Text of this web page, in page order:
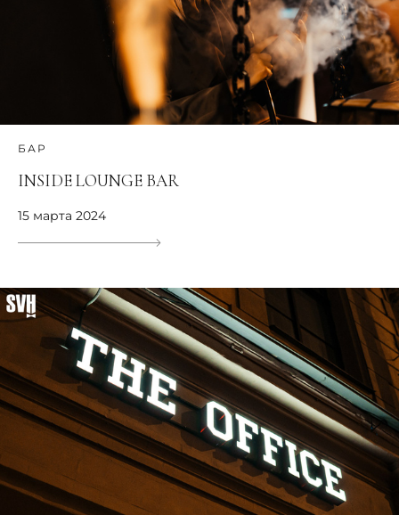
БАР
INSIDE LOUNGE BAR
15 марта 2024